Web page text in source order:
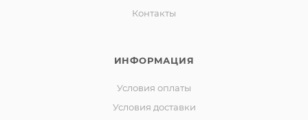
Контакты
ИНФОРМАЦИЯ
Условия оплаты
Условия доставки